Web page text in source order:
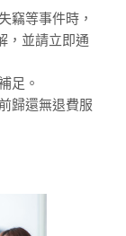
竊等事件時，
，並請立即通
足。
歸還無退費服